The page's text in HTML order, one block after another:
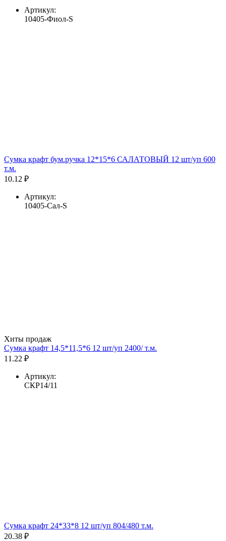
Артикул:
10405-Фиол-S
Сумка крафт бум.ручка 12*15*6 САЛАТОВЫЙ 12 шт/уп 600
т.м.
10.12 ₽
Артикул:
10405-Сал-S
Хиты продаж
Сумка крафт 14,5*11,5*6 12 шт/уп 2400/ т.м.
11.22 ₽
Артикул:
СКР14/11
Сумка крафт 24*33*8 12 шт/уп 804/480 т.м.
20.38 ₽